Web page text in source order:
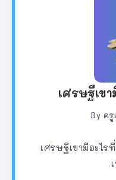
เศรษฐีเข
By ครู
เศรษฐีเขามีอะไ